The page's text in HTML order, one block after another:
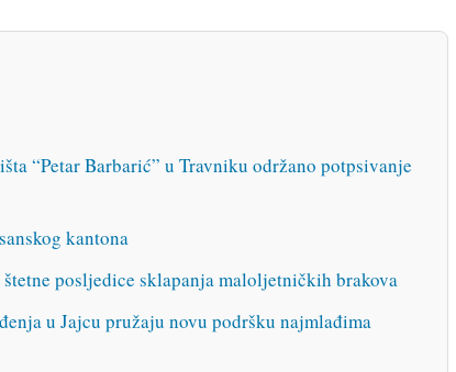
“Petar Barbarić” u Travniku održano potpsivanje
kantona
posljedice sklapanja maloljetničkih brakova
u Jajcu pružaju novu podršku najmlađima